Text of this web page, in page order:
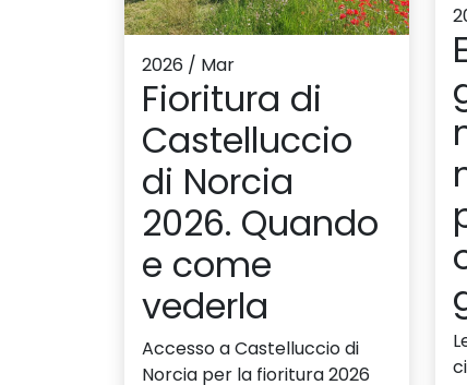
2026 / Mar
Fioritura di
Castelluccio
di Norcia
2026. Quando
e come
vederla
Accesso a Castelluccio di
Norcia per la fioritura 2026